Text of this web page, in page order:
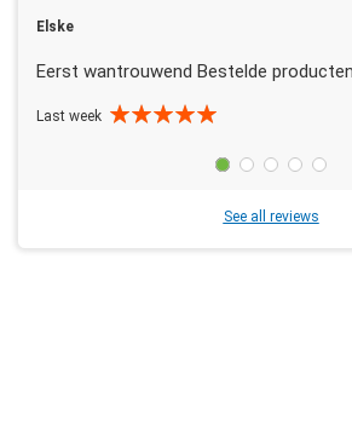
Elske
Eerst wantrouwend Bestelde
Last week
See all reviews